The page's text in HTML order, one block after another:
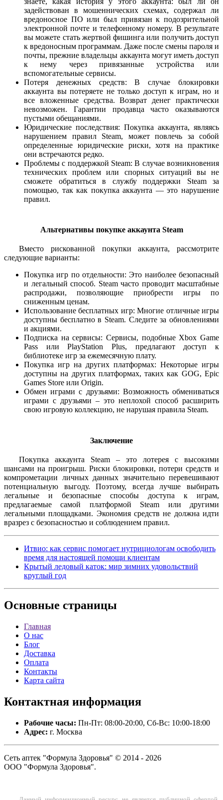
задействован в мошеннических схемах, содержал ли
вредоносное ПО или был привязан к подозрительной
электронной почте и телефонному номеру. В результате
вы можете стать жертвой фишинга или получить доступ
к вредоносным программам. Даже после смены пароля и
почты, прежние владельцы аккаунта могут иметь доступ
к нему через привязанные устройства или
вспомогательные сервисы.
Потеря денежных средств: В случае блокировки
аккаунта вы потеряете не только доступ к играм, но и
все вложенные средства. Возврат денег практически
невозможен. Гарантии продавца часто оказываются
пустыми обещаниями.
Юридические последствия: Покупка аккаунта, являясь
нарушением правил Steam, может повлечь за собой
определенные юридические риски, хотя на практике
они встречаются редко.
Проблемы с поддержкой Steam: В случае возникновения
технических проблем или спорных ситуаций вы не
сможете обратиться в службу поддержки Steam за
помощью, так как покупка аккаунта — это нарушение
правил.
Альтернативы покупке аккаунта Steam
Вместо рискованной покупки аккаунта, рассмотрите
следующие варианты:
Покупка игр по отдельности: Это наиболее безопасный
и легальный способ. Steam часто проводит масштабные
распродажи, позволяющие приобрести игры по
сниженным ценам.
Использование бесплатных игр: Многие отличные игры
доступны бесплатно в Steam. Следите за обновлениями
и акциями.
Подписка на сервисы: Сервисы, подобные Xbox Game
Pass или PlayStation Plus, предлагают доступ к
библиотеке игр за ежемесячную плату.
Покупка игр на других платформах: Некоторые игры
доступны на других платформах, таких как GOG, Epic
Games Store или Origin.
Обмен играми с друзьями: Возможность обмениваться
играми с друзьями – это неплохой способ расширить
свою игровую коллекцию, не нарушая правила Steam.
Заключение
Покупка аккаунта Steam – это лотерея с высокими
шансами на проигрыш. Риски блокировки, потери средств и
компрометации личных данных значительно перевешивают
потенциальную выгоду. Поэтому, всегда лучше выбирать
легальные и безопасные способы доступа к играм,
предлагаемые самой платформой Steam или другими
легальными площадками. Экономия средств не должна идти
вразрез с безопасностью и соблюдением правил.
Итвио: как сервис помогает нутрициологам освободить
время для настоящей помощи клиентам
Крытый ледовый каток: мир зимних удовольствий
круглый год
Основные страницы
Главная
О нас
Блог
Доставка
Оплата
Контакты
Карта сайта
Контактная информация
Рабочие часы: Пн-Пт: 08:00-20:00, Сб-Вс: 10:00-18:00
Адрес: г. Москва
Сеть аптек "Формула Здоровья" © 2014 - 2026
ООО "Формула Здоровья".